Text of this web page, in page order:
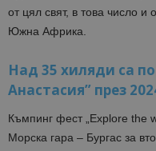
от цял свят, в това число
Южна Африка.
Над 35 хиляди са
Анастасия” през
Къмпинг фест „Explore the
Морска гара – Бургас за